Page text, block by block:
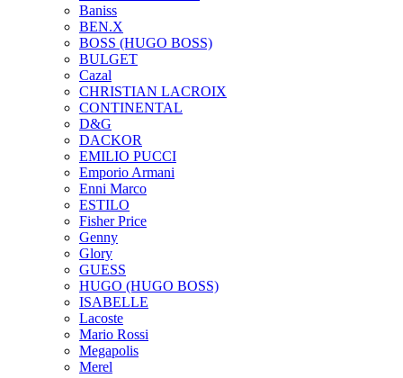
Baniss
BEN.X
BOSS (HUGO BOSS)
BULGET
Cazal
CHRISTIAN LACROIX
CONTINENTAL
D&G
DACKOR
EMILIO PUCCI
Emporio Armani
Enni Marco
ESTILO
Fisher Price
Genny
Glory
GUESS
HUGO (HUGO BOSS)
ISABELLE
Lacoste
Mario Rossi
Megapolis
Merel